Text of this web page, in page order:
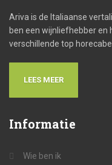
Ariva is de Italiaanse
ben een wijnliefhebber en
verschillende top
LEES MEER
Informatie
Wie ben ik